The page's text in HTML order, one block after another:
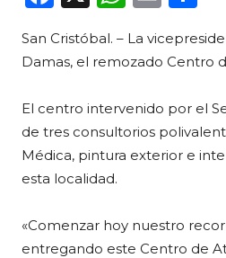
c
b
o
o
k
a
A
p
p
ai
ar
ti
r
San Cristóbal. – La
Damas, el remozado Centro
El centro intervenido por el
de tres consultorios
Médica, pintura exterior e
esta localidad.
«Comenzar hoy nuestro
entregando este Centro de